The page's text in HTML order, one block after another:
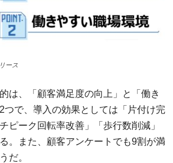
ース
は、「顧客満足度の向上」と「働き
つで、導入の効果としては「片付け完
ピーク回転率改善」「歩行数削減」
。また、顧客アンケートでも9割が満
だ。